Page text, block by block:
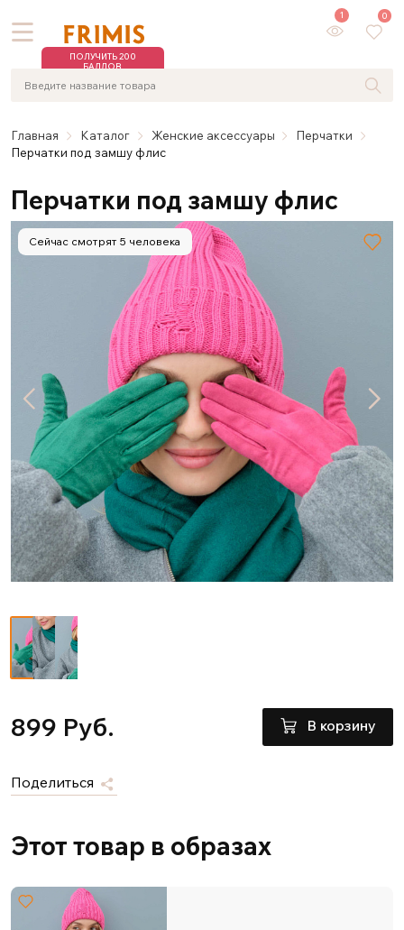
ПОЛУЧИТЬ 200
БАЛЛОВ
1 0
Главная Каталог Женские аксессуары
Перчатки
Перчатки под замшу флис
Перчатки под замшу флис
Сейчас смотрят 5 человека
899 Руб. В корзину
Поделиться
Этот товар в образах